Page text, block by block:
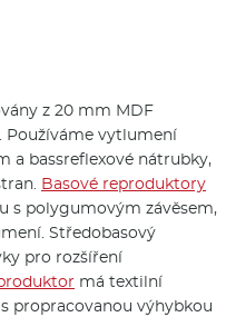
z 20 mm MDF
Používáme vytlumení
a bassreflexové nátrubky,
Basové reproduktory
s polygumovým závěsem,
Středobasový
pro rozšíření
má textilní
propracovanou výhybkou